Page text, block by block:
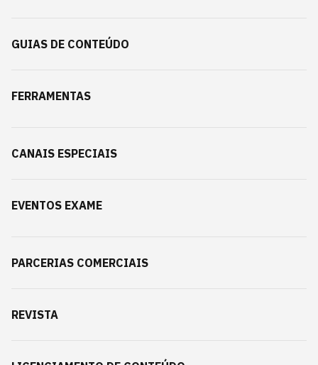
GUIAS DE CONTEÚDO
FERRAMENTAS
CANAIS ESPECIAIS
EVENTOS EXAME
PARCERIAS COMERCIAIS
REVISTA